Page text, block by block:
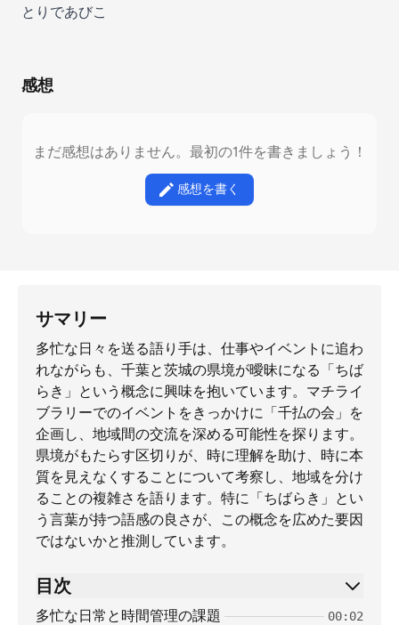
とりであびこ
感想
まだ感想はありません。最初の1件を書きましょう！
感想を書く
サマリー
多忙な日々を送る語り手は、仕事やイベントに追わ
れながらも、千葉と茨城の県境が曖昧になる「ちば
らき」という概念に興味を抱いています。マチライ
ブラリーでのイベントをきっかけに「千払の会」を
企画し、地域間の交流を深める可能性を探ります。
県境がもたらす区切りが、時に理解を助け、時に本
質を見えなくすることについて考察し、地域を分け
ることの複雑さを語ります。特に「ちばらき」とい
う言葉が持つ語感の良さが、この概念を広めた要因
ではないかと推測しています。
目次
多忙な日常と時間管理の課題 00:02